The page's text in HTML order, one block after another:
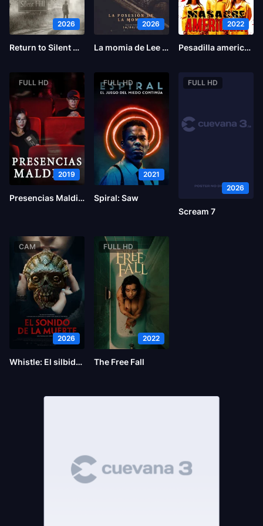
2026
Return to Silent Hill
2026
La momia de Lee Cronin
2022
Pesadilla americana
FULL HD
2019
Presencias Malditas
FULL HD
2021
Spiral: Saw
FULL HD
2026
Scream 7
CAM
2026
Whistle: El silbido del mal
FULL HD
2022
The Free Fall